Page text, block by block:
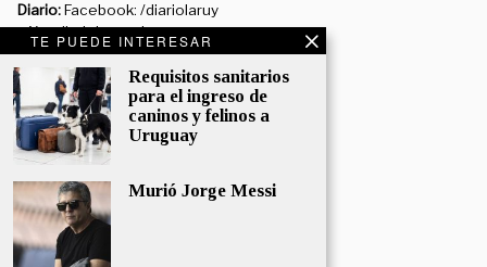
TE PUEDE INTERESAR
Requisitos sanitarios
para el ingreso de
caninos y felinos a
Uruguay
Murió Jorge Messi
Diario:Facebook: /diariolaruy
- X: @diariolaruy - Instagram:
@diariolar_uy
Departamento Comercial:
comercial@grupormultimedio.com
Departamento de Avisos:
avisos@grupormultimedio.com
Administración:
administracion@grupormultimedio.com